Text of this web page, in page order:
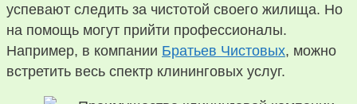
успевают следить за чистотой своего жилища. Но
на помощь могут прийти профессионалы.
Например, в компании Братьев Чистовых, можно
встретить весь спектр клининговых услуг.